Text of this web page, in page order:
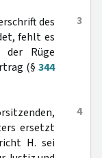
3
des
fehlt es
Rüge
(§ 344
4
ersetzt
H. sei